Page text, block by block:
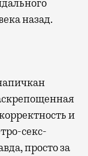
назад.
и
секс-
просто за